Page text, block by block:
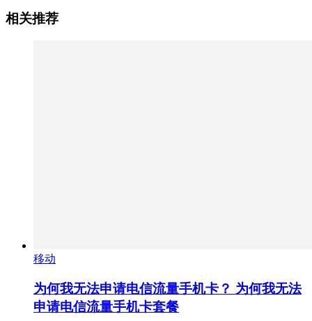
相关推荐
移动
为何我无法申请电信流量手机卡？ 为何我无法
申请电信流量手机卡套餐